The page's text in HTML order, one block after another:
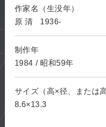
作家名（生没年）
原 清
1936-
制作年
1984 / 昭和59年
サイズ（高×径、または
8.6×13.3